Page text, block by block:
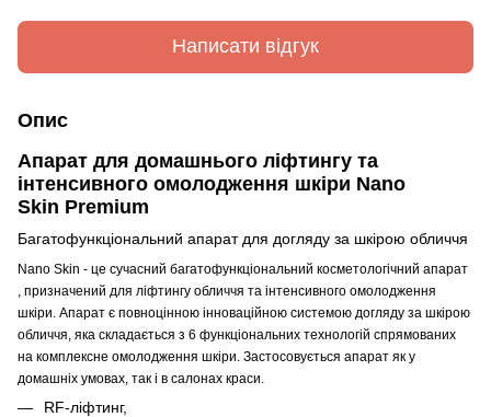
Написати відгук
Опис
Апарат для домашнього ліфтингу та
інтенсивного омолодження шкіри Nano
Skin Premium
Багатофункціональний апарат для догляду за шкірою обличчя
Nano Skin - це сучасний багатофункціональний косметологічний апарат
, призначений для ліфтингу обличчя та інтенсивного омолодження
шкіри. Апарат є повноцінною інноваційною системою догляду за шкірою
обличчя, яка складається з 6 функціональних технологій спрямованих
на комплексне омолодження шкіри. Застосовується апарат як у
домашніх умовах, так і в салонах краси.
RF-ліфтинг,